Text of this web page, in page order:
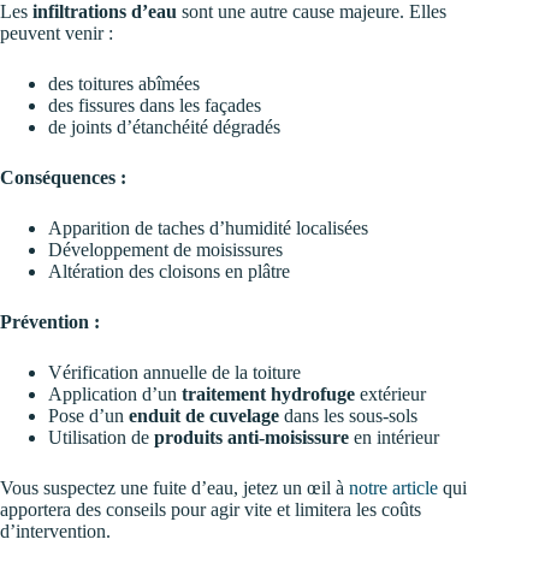
Les infiltrations d’eau sont une autre cause majeure. Elles
peuvent venir :
des toitures abîmées
des fissures dans les façades
de joints d’étanchéité dégradés
Conséquences :
Apparition de taches d’humidité localisées
Développement de moisissures
Altération des cloisons en plâtre
Prévention :
Vérification annuelle de la toiture
Application d’un traitement hydrofuge extérieur
Pose d’un enduit de cuvelage dans les sous-sols
Utilisation de produits anti-moisissure en intérieur
Vous suspectez une fuite d’eau, jetez un œil à notre article qui
apportera des conseils pour agir vite et limitera les coûts
d’intervention.